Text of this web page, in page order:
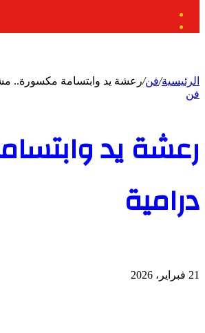
الرئيسية/فن/رعشة يد وابتسامة مكسورة..
فن
رعشة يد
درامية
21 فبراير، 2026